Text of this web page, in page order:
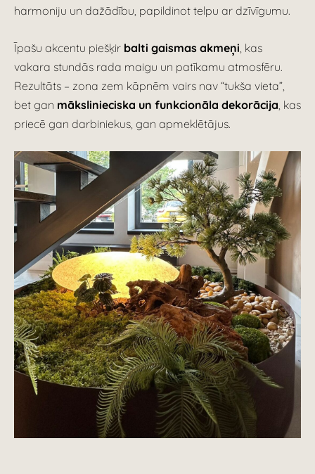
harmoniju un dažādību, papildinot telpu ar dzīvīgumu.
Īpašu akcentu piešķir balti gaismas akmeņi , kas
vakara stundās rada maigu un patīkamu atmosfēru.
Rezultāts – zona zem kāpnēm vairs nav “tukša vieta”,
bet gan mākslinieciska un funkcionāla dekorācija , kas
priecē gan darbiniekus, gan apmeklētājus.